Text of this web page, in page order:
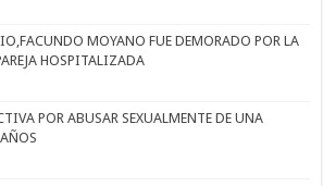
MOYANO FUE DEMORADO POR LA
HOSPITALIZADA
POR ABUSAR SEXUALMENTE DE UNA